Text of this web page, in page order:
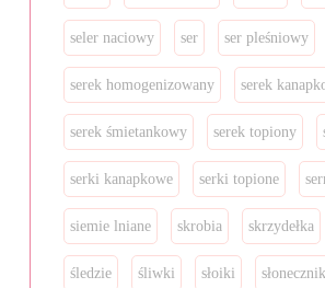
seler naciowy ser ser pleśniowy
serek homogenizowany serek
serek śmietankowy serek topiony
serki kanapkowe serki topione
siemie lniane skrobia skrzydełka
śledzie śliwki słoiki słonecznik